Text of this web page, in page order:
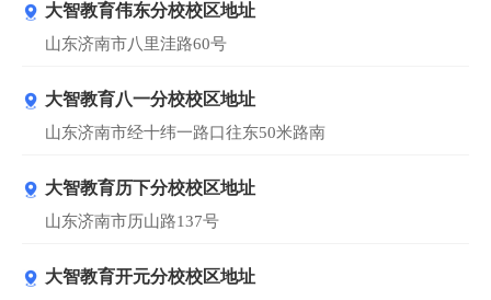
大智教育伟东分校校区地址
山东济南市八里洼路60号
大智教育八一分校校区地址
山东济南市经十纬一路口往东50米路南
大智教育历下分校校区地址
山东济南市历山路137号
大智教育开元分校校区地址